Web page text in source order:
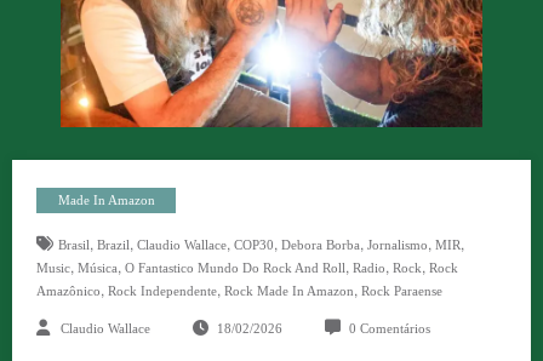
Made In Amazon
Brasil , Brazil , Claudio Wallace, COP30, Debora Borba, Jornalismo, MIR,
Music, Música, O Fantastico Mundo Do Rock And Roll , Radio, Rock, Rock
Amazônico, Rock Independente, Rock Made In Amazon, Rock Paraense
Claudio Wallace 18/02/2026 0 Comentários